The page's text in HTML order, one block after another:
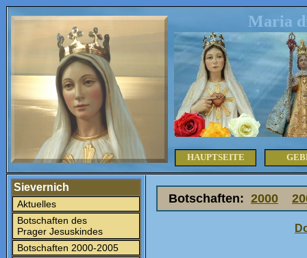
Maria
HAUPTSEITE
Sievernich
Aktuelles
Botschaften des
Prager Jesuskindes
Botschaften 2000-2005
Botschaften: 2000